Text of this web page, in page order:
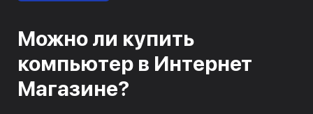
Можно ли купить
компьютер в Интернет
Магазине?